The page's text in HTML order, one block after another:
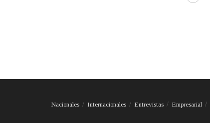
Nacionales Internacionales Entrevistas Empresarial